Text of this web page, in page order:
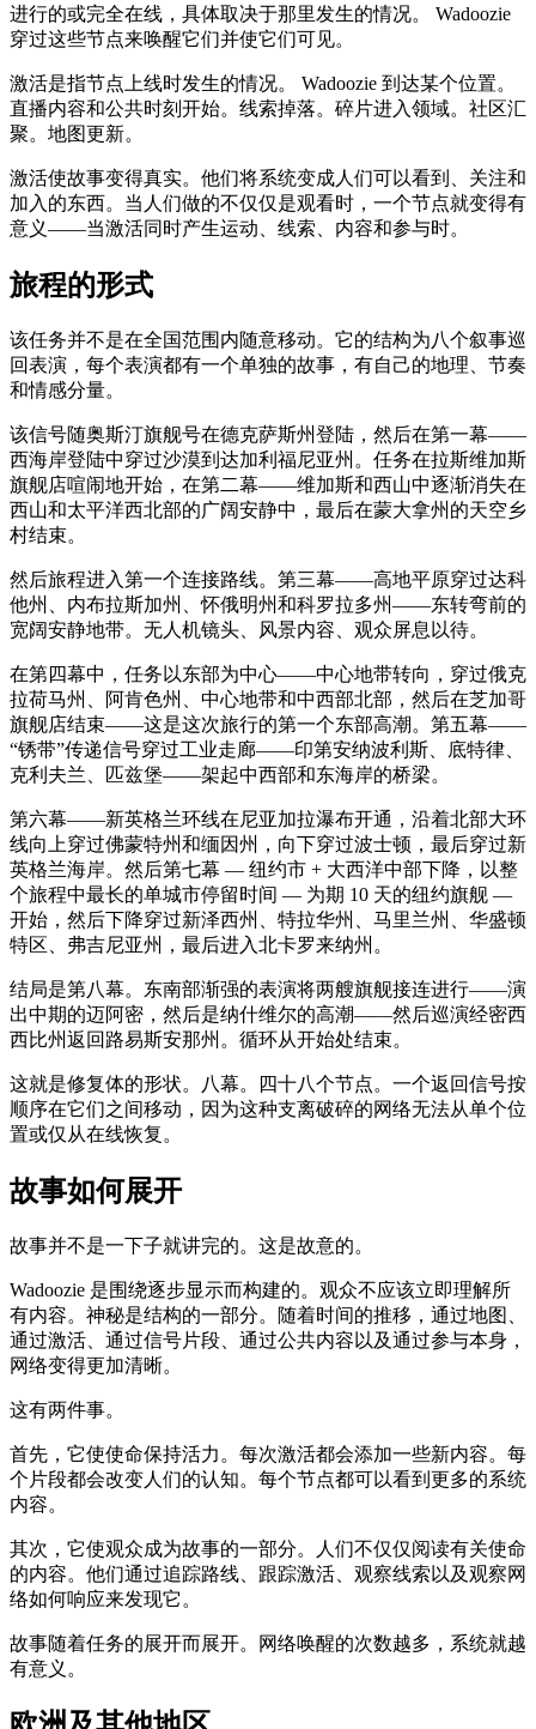
进行的或完全在线，具体取决于那里发生的情况。 Wadoozie
穿过这些节点来唤醒它们并使它们可见。
激活是指节点上线时发生的情况。 Wadoozie 到达某个位置。
直播内容和公共时刻开始。线索掉落。碎片进入领域。社区汇
聚。地图更新。
激活使故事变得真实。他们将系统变成人们可以看到、关注和
加入的东西。当人们做的不仅仅是观看时，一个节点就变得有
意义——当激活同时产生运动、线索、内容和参与时。
旅程的形式
该任务并不是在全国范围内随意移动。它的结构为八个叙事巡
回表演，每个表演都有一个单独的故事，有自己的地理、节奏
和情感分量。
该信号随奥斯汀旗舰号在德克萨斯州登陆，然后在第一幕——
西海岸登陆中穿过沙漠到达加利福尼亚州。任务在拉斯维加斯
旗舰店喧闹地开始，在第二幕——维加斯和西山中逐渐消失在
西山和太平洋西北部的广阔安静中，最后在蒙大拿州的天空乡
村结束。
然后旅程进入第一个连接路线。第三幕——高地平原穿过达科
他州、内布拉斯加州、怀俄明州和科罗拉多州——东转弯前的
宽阔安静地带。无人机镜头、风景内容、观众屏息以待。
在第四幕中，任务以东部为中心——中心地带转向，穿过俄克
拉荷马州、阿肯色州、中心地带和中西部北部，然后在芝加哥
旗舰店结束——这是这次旅行的第一个东部高潮。第五幕——
“锈带”传递信号穿过工业走廊——印第安纳波利斯、底特律、
克利夫兰、匹兹堡——架起中西部和东海岸的桥梁。
第六幕——新英格兰环线在尼亚加拉瀑布开通，沿着北部大环
线向上穿过佛蒙特州和缅因州，向下穿过波士顿，最后穿过新
英格兰海岸。然后第七幕 — 纽约市 + 大西洋中部下降，以整
个旅程中最长的单城市停留时间 — 为期 10 天的纽约旗舰 —
开始，然后下降穿过新泽西州、特拉华州、马里兰州、华盛顿
特区、弗吉尼亚州，最后进入北卡罗来纳州。
结局是第八幕。东南部渐强的表演将两艘旗舰接连进行——演
出中期的迈阿密，然后是纳什维尔的高潮——然后巡演经密西
西比州返回路易斯安那州。循环从开始处结束。
这就是修复体的形状。八幕。四十八个节点。一个返回信号按
顺序在它们之间移动，因为这种支离破碎的网络无法从单个位
置或仅从在线恢复。
故事如何展开
故事并不是一下子就讲完的。这是故意的。
Wadoozie 是围绕逐步显示而构建的。观众不应该立即理解所
有内容。神秘是结构的一部分。随着时间的推移，通过地图、
通过激活、通过信号片段、通过公共内容以及通过参与本身，
网络变得更加清晰。
这有两件事。
首先，它使使命保持活力。每次激活都会添加一些新内容。每
个片段都会改变人们的认知。每个节点都可以看到更多的系统
内容。
其次，它使观众成为故事的一部分。人们不仅仅阅读有关使命
的内容。他们通过追踪路线、跟踪激活、观察线索以及观察网
络如何响应来发现它。
故事随着任务的展开而展开。网络唤醒的次数越多，系统就越
有意义。